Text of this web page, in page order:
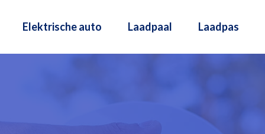
Elektrische auto Laadpaal Laadpas